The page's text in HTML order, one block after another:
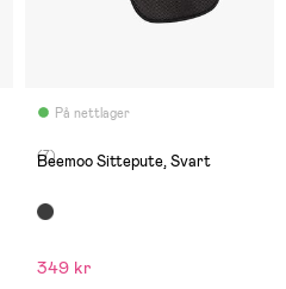
På nettlager
(7)
Beemoo Sittepute, Svart
349 kr